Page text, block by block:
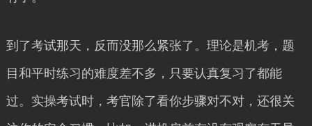
到了考试那天，反而没那么紧张了。理论是机考，题
目和平时练习的难度差不多，只要认真复习了都能
过。实操考试时，考官除了看你步骤对不对，还很关